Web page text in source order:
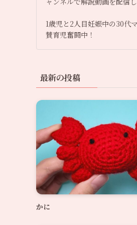
1歳児と2人目妊娠中の30代
賛育児奮闘中！
最新の投稿
かに